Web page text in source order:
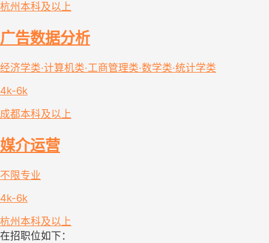
杭州 本科及以上
广告数据分析
经济学类·计算机类·工商管理类·数学类·统计学类
4k-6k
成都本科及以上
媒介运营
不限专业
4k-6k
杭州 本科及以上
在招职位如下：